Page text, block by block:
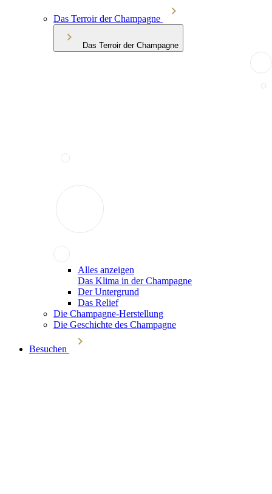
Das Terroir der Champagne
Das Terroir der Champagne
Alles anzeigen
Das Klima in der Champagne
Der Untergrund
Das Relief
Die Champagne-Herstellung
Die Geschichte des Champagne
Besuchen